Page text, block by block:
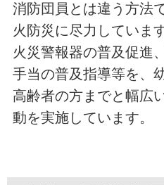
消防団員とは違う方法
火防災に尽力していま
火災警報器の普及促進
手当の普及指導等を、
高齢者の方までと幅広
動を実施しています。